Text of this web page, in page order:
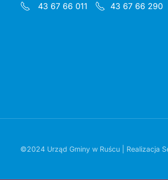
43 67 66 011 43 67 66 290
©2024 Urząd Gminy w Ruścu | Realizacja